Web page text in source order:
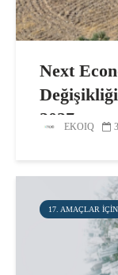
Next
2027EKOIQ
17. AMAÇLAR